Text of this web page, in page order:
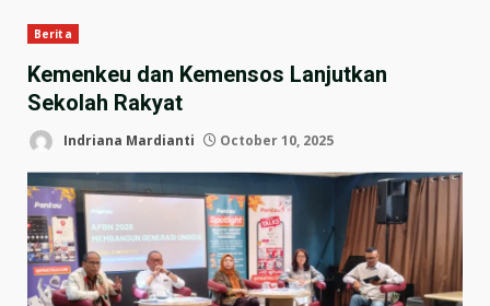
Berita
Kemenkeu dan Kemensos Lanjutkan
Sekolah Rakyat
Indriana Mardianti October 10, 2025